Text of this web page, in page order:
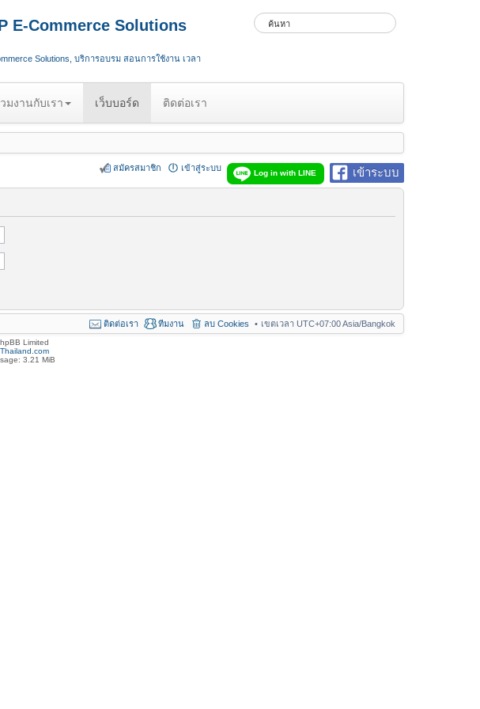
E-Commerce Solutions
Solutions, บริการอบรม สอนการใช้งาน เวลา
มงานกับเรา เว็บบอร์ด ติดต่อเรา
เข้าระบบ
Log in with LINE
เข้าสู่ระบบ
สมัครสมาชิก
เขตเวลา UTC+07:00 Asia/Bangkok
ลบ Cookies
ทีมงาน
ติดต่อเรา
Limited
3.21 MiB